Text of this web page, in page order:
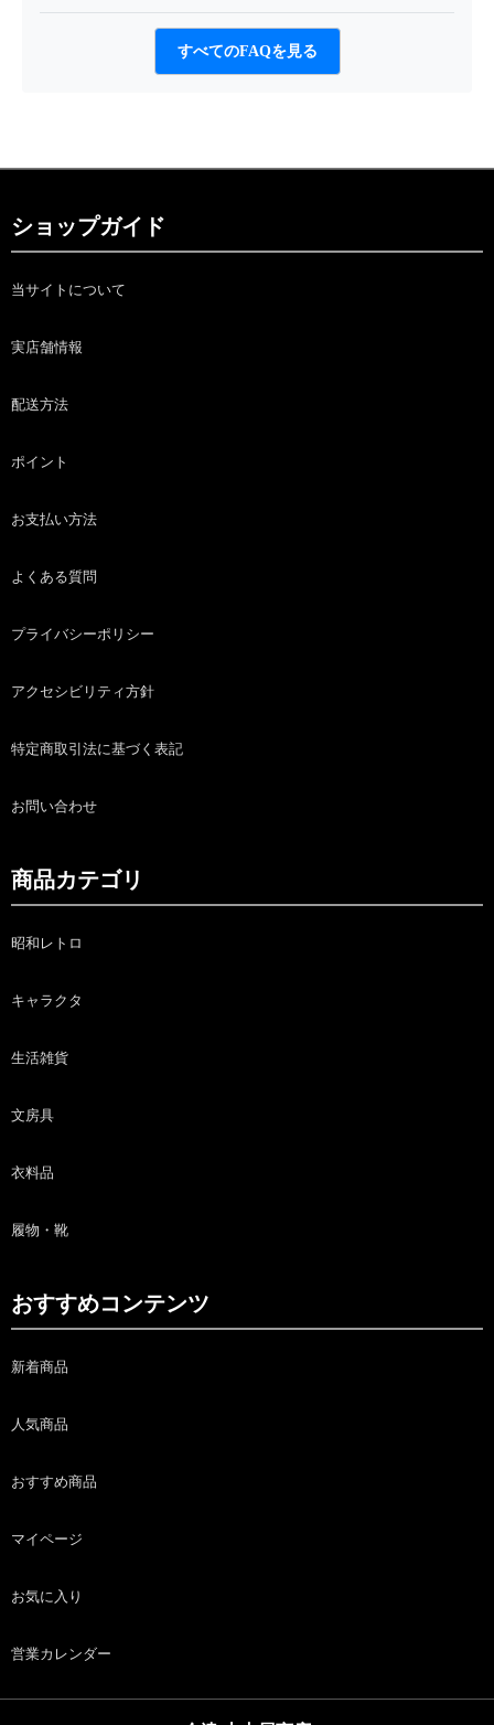
すべてのFAQを見る
ショップガイド
当サイトについて
実店舗情報
配送方法
ポイント
お支払い方法
よくある質問
プライバシーポリシー
アクセシビリティ方針
特定商取引法に基づく表記
お問い合わせ
商品カテゴリ
昭和レトロ
キャラクタ
生活雑貨
文房具
衣料品
履物・靴
おすすめコンテンツ
新着商品
人気商品
おすすめ商品
マイページ
お気に入り
営業カレンダー